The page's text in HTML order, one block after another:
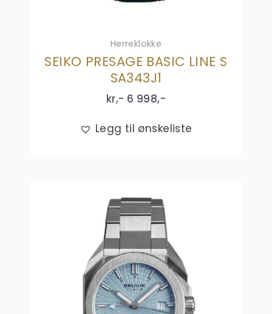
Herreklokke
SEIKO PRESAGE BASIC LINE S
SA343J1
kr,- 6 998,-
Legg til ønskeliste